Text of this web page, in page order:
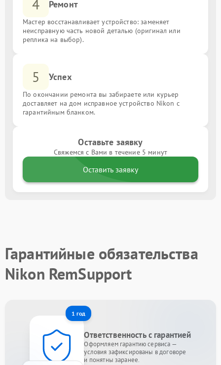
4 Ремонт
Мастер восстанавливает устройство: заменяет
неисправную часть новой деталью (оригинал или
реплика на выбор).
5 Успех
По окончании ремонта вы забираете или курьер
доставляет на дом исправное устройство Nikon с
гарантийным бланком.
Оставьте заявку
Свяжемся с Вами в течение 5 минут
Оставить заявку
Гарантийные обязательства
Nikon RemSupport
1 год
Ответственность с гарантией
Оформляем гарантию сервиса —
условия зафиксированы в договоре
и понятны заранее.